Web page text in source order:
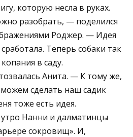
которую несла в руках.
разобрать, — поделился
Роджер. — Идея
Теперь собаки так
в саду.
Анита. — К тому же,
сделать наш садик
тоже есть идея.
Нанни и далматинцы
сокровищ». И,